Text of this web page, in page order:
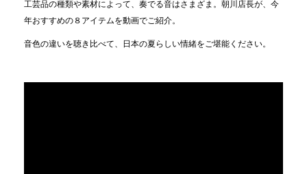
工芸品の種類や素材によって、奏でる音はさまざま。朝川店長が、今
年おすすめの８アイテムを動画でご紹介。
音色の違いを聴き比べて、日本の夏らしい情緒をご堪能ください。